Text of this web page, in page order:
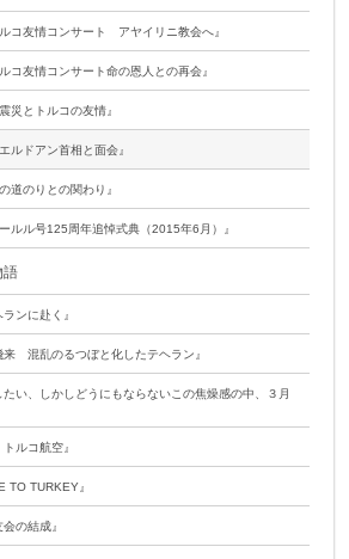
コ友情コンサート アヤイリニ教会へ』
友情コンサート命の恩人との再会』
とトルコの友情』
ドアン首相と面会』
のりとの関わり』
ル号125周年追悼式典（2015年6月）』
語
ンに赴く』
混乱のるつぼと化したテヘラン』
い、しかしどうにもならないこの焦燥感の中、３月
ルコ航空』
TO TURKEY』
の結成』